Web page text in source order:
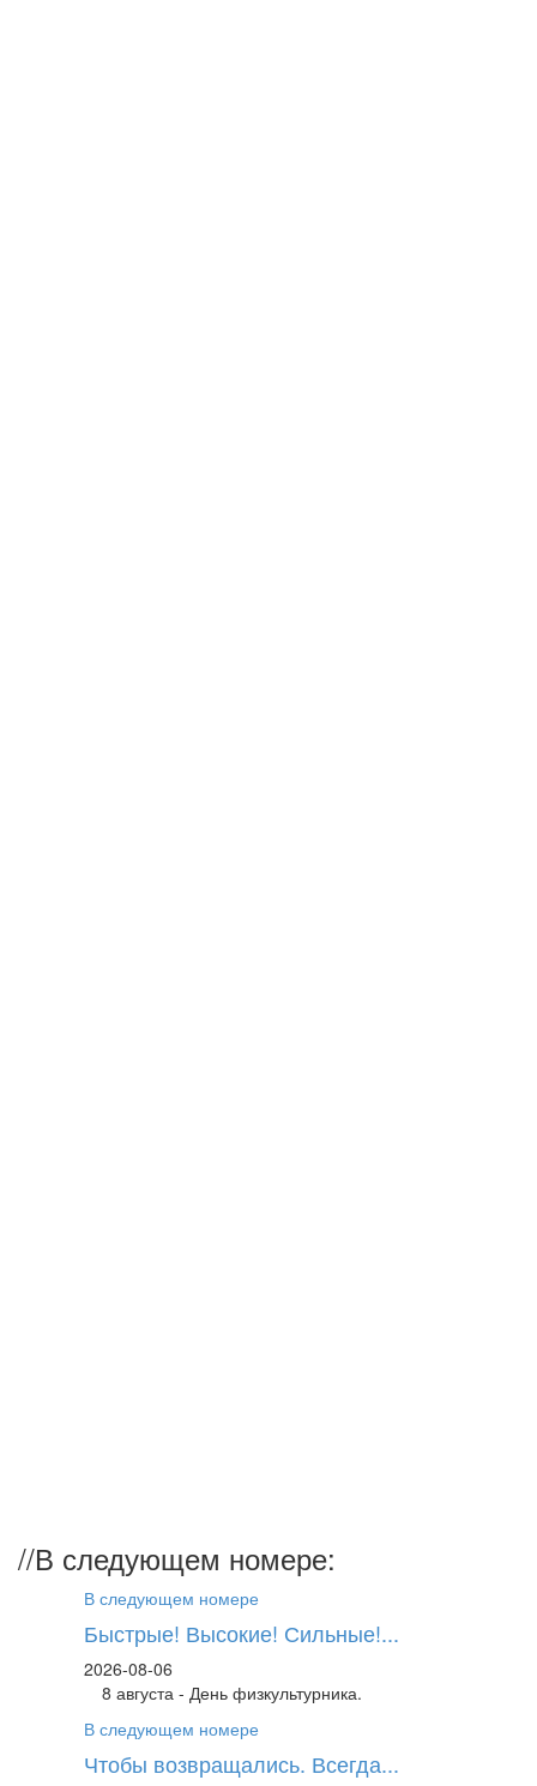
//В следующем номере:
В следующем номере
Быстрые! Высокие! Сильные!...
2026-08-06
8 августа - День физкультурника.
В следующем номере
Чтобы возвращались. Всегда...